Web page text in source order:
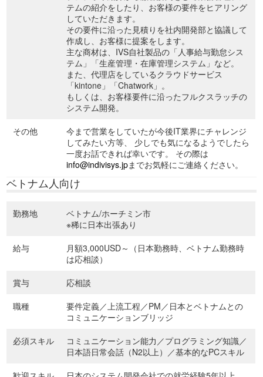
テムの紹介をしたり、お客様の要件をヒアリング
していただきます。
その要件に沿った見積りを社内開発部と協議して
作成し、お客様に提案をします。
主な商材は、IVS自社製品の「人事給与勤怠シス
テム」「生産管理・在庫管理システム」など。
また、代理店をしているクラウドサービス
「kintone」「Chatwork」。
もしくは、お客様要件に沿ったフルクスラッチの
システム開発。
その他
今まで営業をしていたが今後IT業界にチャレンジ
してみたい方等、 少しでも気になるようでしたら
一度お話できれば幸いです。 その際は
info@indivisys.jpまでお気軽にご連絡ください。
ベトナム人向け
勤務地
ベトナム/ホーチミン市
※稀に日本出張あり
給与
月額3,000USD～（日本勤務時、ベトナム勤務時
は応相談）
賞与
応相談
職種
要件定義／上流工程／PM／日本とベトナムとの
コミュニケーションブリッジ
必須スキル
コミュニケーション能力／プログラミング知識／
日本語日常会話（N2以上）／基本的なPCスキル